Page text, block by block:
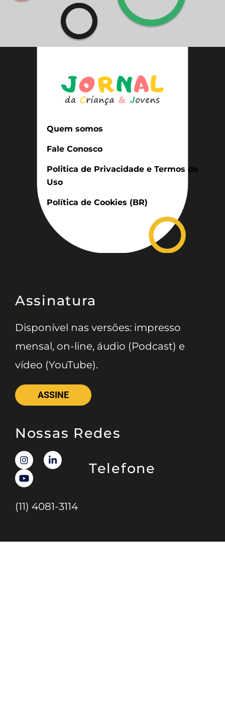
Quem somos
Fale Conosco
Politica de Privacidade e Termos de
Uso
Política de Cookies (BR)
Assinatura
Disponível nas versões: impresso
mensal, on-line, áudio (Podcast) e
vídeo (YouTube).
ASSINE
Nossas Redes
Telefone
(11) 4081-3114